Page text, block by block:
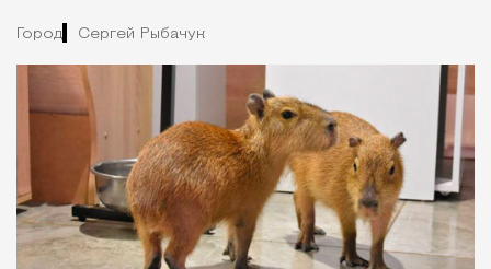
Город Сергей Рыбачук